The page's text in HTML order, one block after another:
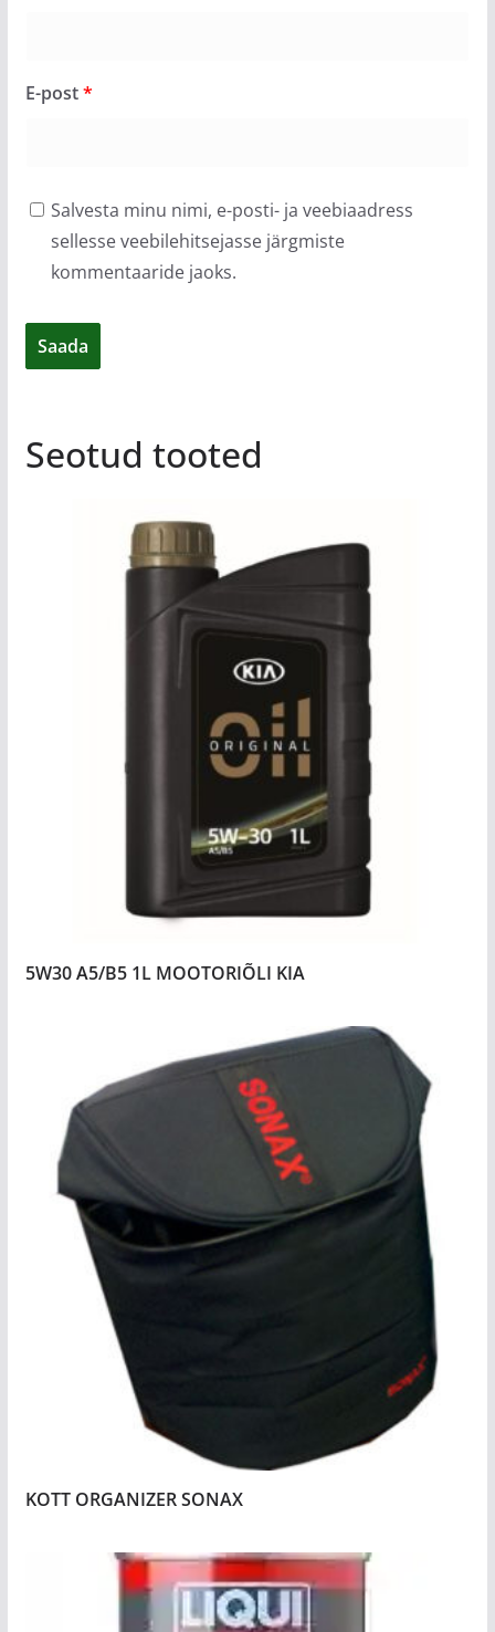
E-post*
Salvesta minu nimi, e-posti- ja veebiaadress
sellesse veebilehitsejasse järgmiste
kommentaaride jaoks.
Seotud tooted
5W30 A5/B5 1L MOOTORIÕLI KIA
KOTT ORGANIZER SONAX